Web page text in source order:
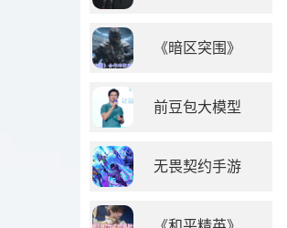
《暗区突围》
前豆包大模型
无畏契约手游